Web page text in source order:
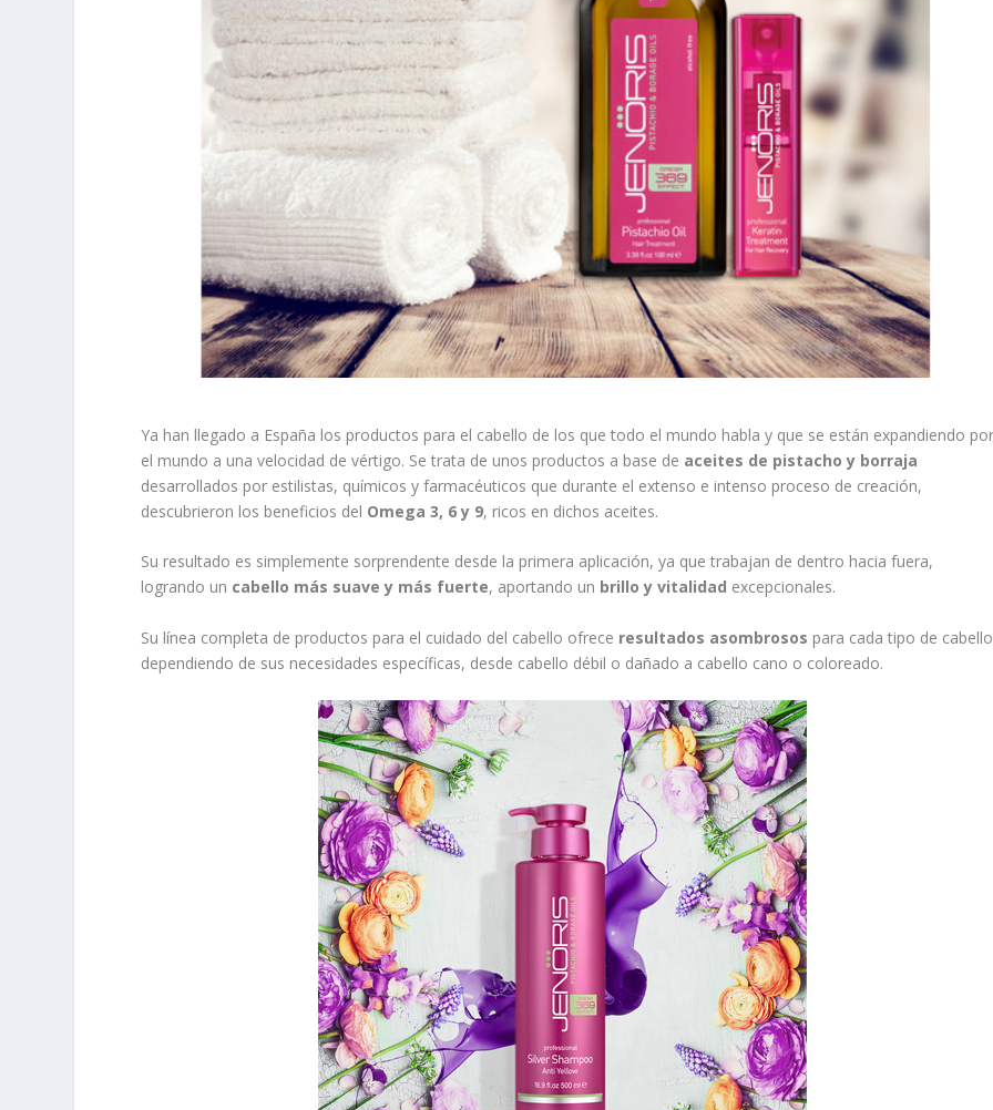
Ya han llegado a España los productos para el cabello de los que todo el mundo habla y que se están expandiendo
el mundo a una velocidad de vértigo. Se trata de unos productos a base de aceites de pistacho y borraja
desarrollados por estilistas, químicos y farmacéuticos que durante el extenso e intenso proceso de creación,
descubrieron los beneficios del Omega 3, 6 y 9, ricos en dichos aceites.
Su resultado es simplemente sorprendente desde la primera aplicación, ya que trabajan de dentro hacia fuera,
logrando un cabello más suave y más fuerte, aportando un brillo y vitalidad excepcionales.
Su línea completa de productos para el cuidado del cabello ofrece resultados asombrosos para cada tipo de cabello
dependiendo de sus necesidades específicas, desde cabello débil o dañado a cabello cano o coloreado.